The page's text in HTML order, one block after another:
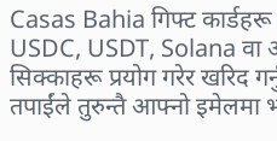
Casas Bahia गिफ्ट
USDC, USDT, Solana वा
सिक्काहरू प्रयोग गरेर खरिद
तपाईंले तुरुन्तै आफ्नो इमेलमा